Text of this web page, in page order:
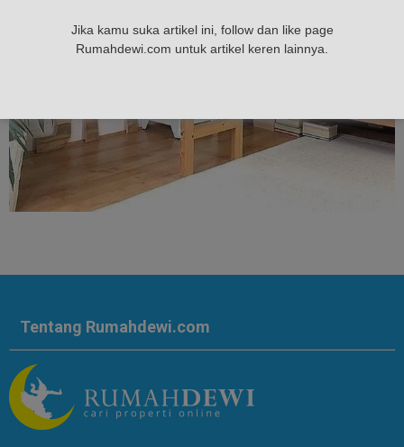
Tentang Rumahdewi.com
Jika kamu suka artikel ini, follow dan like page
Rumahdewi.com untuk artikel keren lainnya.